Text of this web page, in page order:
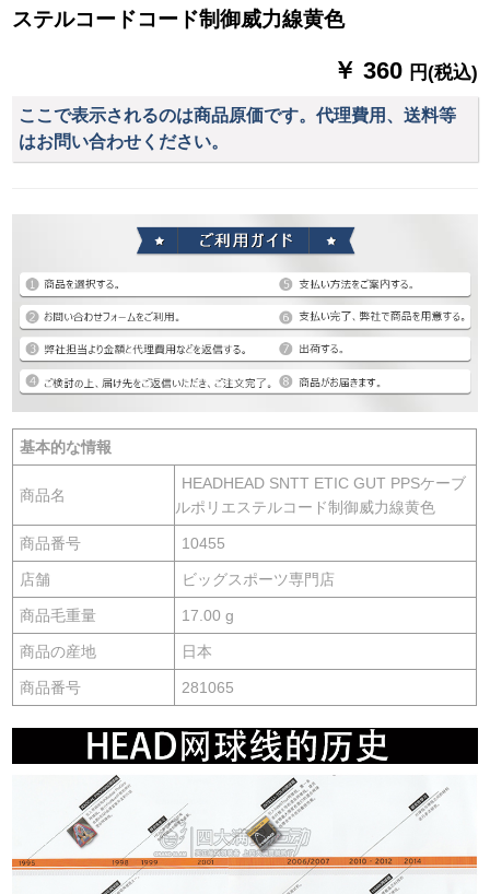
ステルコードコード制御威力線黄色
￥ 360 円(税込)
ここで表示されるのは商品原価です。代理費用、送料等
はお問い合わせください。
基本的な情報
商品名
HEADHEAD SNTT ETIC GUT PPSケーブ
ルポリエステルコード制御威力線黄色
商品番号 10455
店舗 ビッグスポーツ専門店
商品毛重量 17.00 g
商品の産地 日本
商品番号 281065